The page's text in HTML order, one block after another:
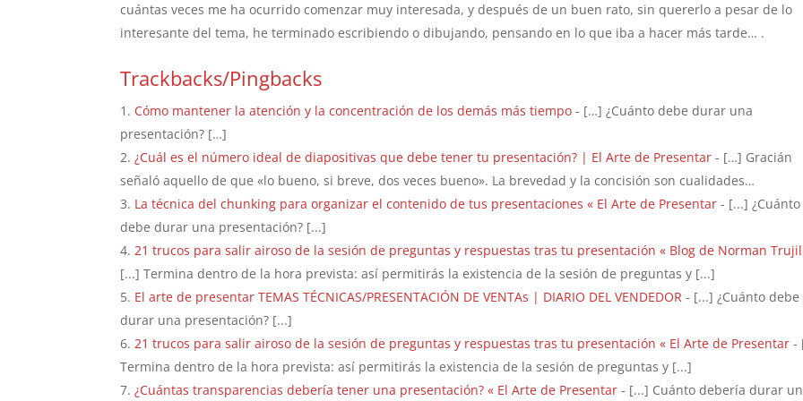
cuántas veces me ha ocurrido comenzar muy interesada, y después de un buen rato, sin quererlo a pesar de lo
interesante del tema, he terminado escribiendo o dibujando, pensando en lo que iba a hacer más tarde… .
Trackbacks/Pingbacks
Cómo mantener la atención y la concentración de los demás más tiempo - […] ¿Cuánto debe durar una
presentación? […]
¿Cuál es el número ideal de diapositivas que debe tener tu presentación? | El Arte de Presentar - […] Gracián
señaló aquello de que «lo bueno, si breve, dos veces bueno». La brevedad y la concisión son cualidades…
La técnica del chunking para organizar el contenido de tus presentaciones « El Arte de Presentar - [...] ¿Cuánto
debe durar una presentación? [...]
21 trucos para salir airoso de la sesión de preguntas y respuestas tras tu presentación « Blog de Norman
[...] Termina dentro de la hora prevista: así permitirás la existencia de la sesión de preguntas y [...]
El arte de presentar TEMAS TÉCNICAS/PRESENTACIÓN DE VENTAs | DIARIO DEL VENDEDOR - [...] ¿Cuánto debe
durar una presentación? [...]
21 trucos para salir airoso de la sesión de preguntas y respuestas tras tu presentación « El Arte de Presentar -
Termina dentro de la hora prevista: así permitirás la existencia de la sesión de preguntas y [...]
¿Cuántas transparencias debería tener una presentación? « El Arte de Presentar - [...] Cuánto debería durar